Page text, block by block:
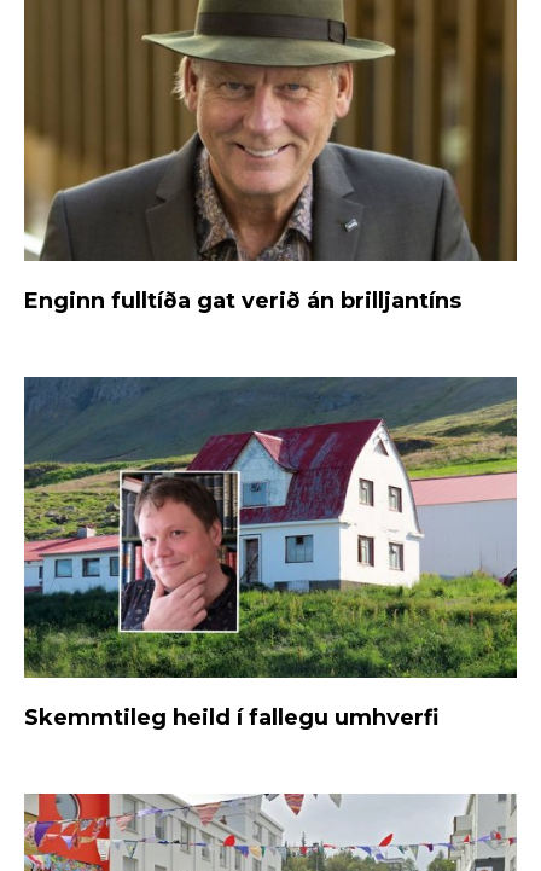
Enginn fulltíða gat verið án brilljantíns
Skemmtileg heild í fallegu umhverfi